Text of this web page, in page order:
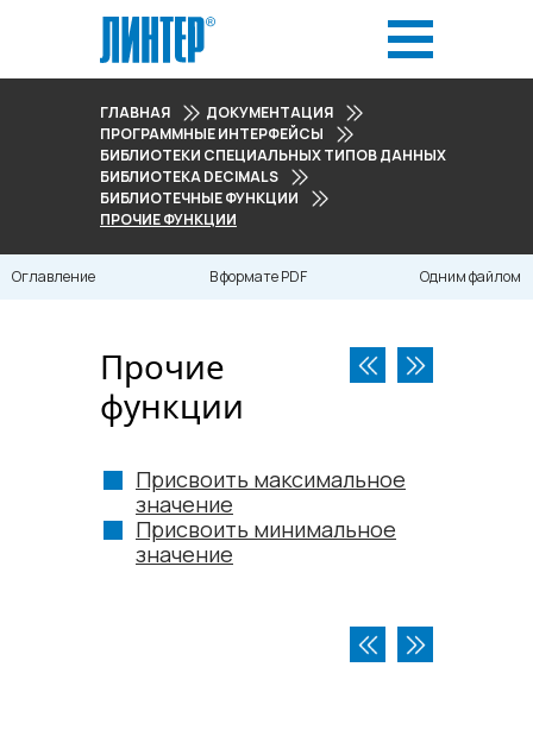
ГЛАВНАЯ
ДОКУМЕНТАЦИЯ
ПРОГРАММНЫЕ ИНТЕРФЕЙСЫ
БИБЛИОТЕКИ СПЕЦИАЛЬНЫХ ТИПОВ ДАННЫХ
БИБЛИОТЕКА DECIMALS
БИБЛИОТЕЧНЫЕ ФУНКЦИИ
ПРОЧИЕ ФУНКЦИИ
Оглавление В формате PDF Одним файлом
Прочие
функции
Присвоить максимальное
значение
Присвоить минимальное
значение